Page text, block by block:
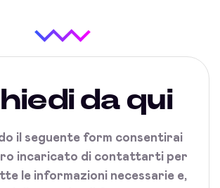
da qui
il seguente form consentirai
incaricato di contattarti per
le informazioni necessarie e,